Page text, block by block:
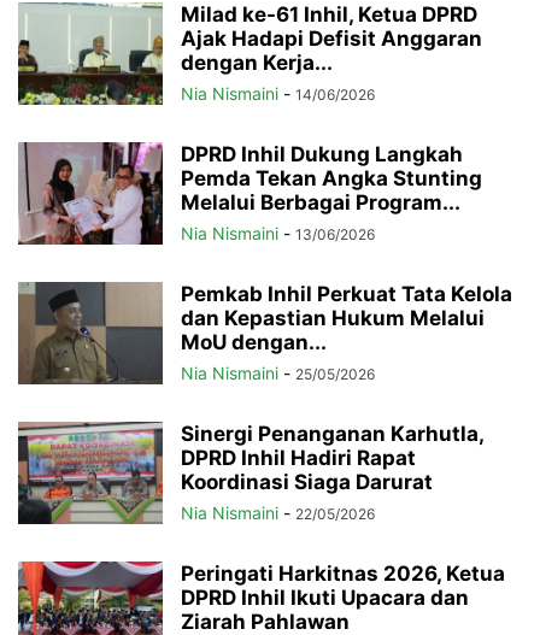
Milad ke-61 Inhil, Ketua DPRD
Ajak Hadapi Defisit Anggaran
dengan Kerja...
Nia Nismaini - 14/06/2026
DPRD Inhil Dukung Langkah
Pemda Tekan Angka Stunting
Melalui Berbagai Program...
Nia Nismaini - 13/06/2026
Pemkab Inhil Perkuat Tata Kelola
dan Kepastian Hukum Melalui
MoU dengan...
Nia Nismaini - 25/05/2026
Sinergi Penanganan Karhutla,
DPRD Inhil Hadiri Rapat
Koordinasi Siaga Darurat
Nia Nismaini - 22/05/2026
Peringati Harkitnas 2026, Ketua
DPRD Inhil Ikuti Upacara dan
Ziarah Pahlawan